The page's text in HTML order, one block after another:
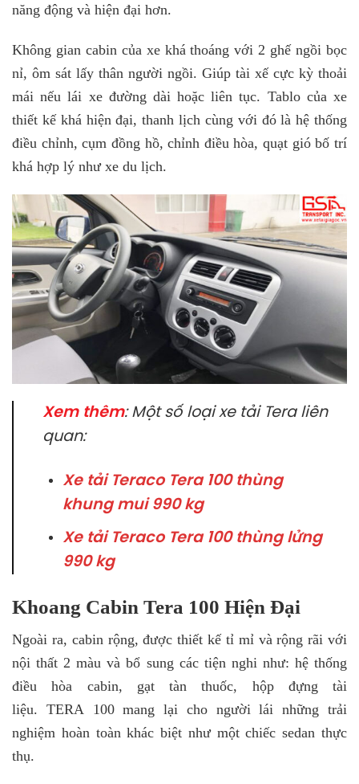
năng động và hiện đại hơn.
Không gian cabin của xe khá thoáng với 2 ghế ngồi bọc
nỉ, ôm sát lấy thân người ngồi. Giúp tài xế cực kỳ thoải
mái nếu lái xe đường dài hoặc liên tục. Tablo của xe
thiết kế khá hiện đại, thanh lịch cùng với đó là hệ thống
điều chỉnh, cụm đồng hồ, chỉnh điều hòa, quạt gió bố trí
khá hợp lý như xe du lịch.
Xem thêm: Một số loại xe tải Tera liên
quan:
Xe tải Teraco Tera 100 thùng
khung mui 990 kg
Xe tải Teraco Tera 100 thùng lửng
990 kg
Khoang Cabin Tera 100 Hiện Đại
Ngoài ra, cabin rộng, được thiết kế tỉ mỉ và rộng rãi với
nội thất 2 màu và bổ sung các tiện nghi như: hệ thống
điều hòa cabin, gạt tàn thuốc, hộp đựng tài
liệu. TERA 100 mang lại cho người lái những trải
nghiệm hoàn toàn khác biệt như một chiếc sedan thực
thụ.